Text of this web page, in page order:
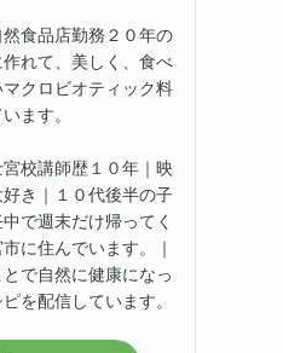
食品店勤務２０年の
れて、美しく、食べ
クロビオティック料
ます。
校講師歴１０年｜映
き｜１０代後半の子
で週末だけ帰ってく
に住んでいます。｜
で自然に健康になっ
を配信しています。